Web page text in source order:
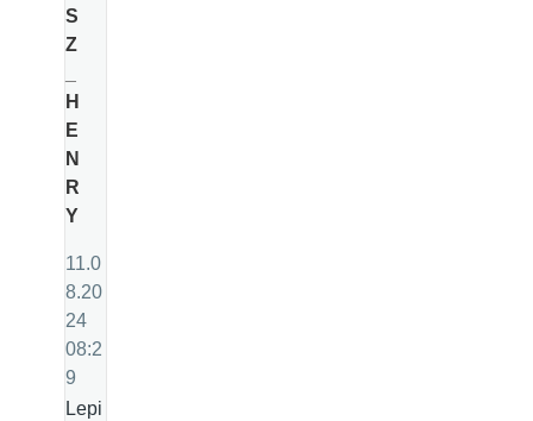
S
Z
H
E
N
R
Y
11.0
8.20
24
08:2
9
Lepi